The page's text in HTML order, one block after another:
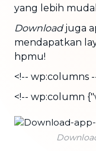
yang lebih
Downloadjuga
mendapatkan
hpmu!
<!-- wp:columns
<!-- wp:column